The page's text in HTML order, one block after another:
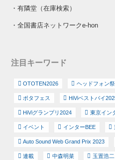
・有隣堂（在庫検索）
・全国書店ネットワークe-hon
注目キーワード
OTOTEN2026 ヘッドフォン祭
ポタフェス HiViベストバイ
HiViグランプリ2024 東京イン
イベント インターBEE
Auto Sound Web Grand Prix 2023
連載 中森明菜 玉置浩二